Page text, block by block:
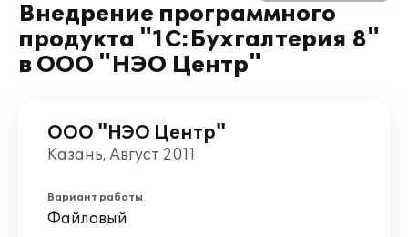
Внедрение программного
продукта "1С:Бухгалтерия 8"
в ООО "НЭО Центр"
ООО "НЭО Центр"
Казань, Август 2011
Вариант работы
Файловый